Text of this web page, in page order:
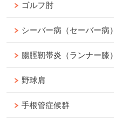
ゴルフ肘
シーバー病（セーバー病）
腸脛靭帯炎（ランナー膝）
野球肩
手根管症候群